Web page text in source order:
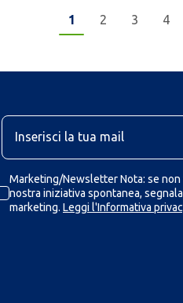
1 2 3 4
Marketing/Newsletter Nota: se
nostra iniziativa spontanea,
marketing. Leggi l'Informativa